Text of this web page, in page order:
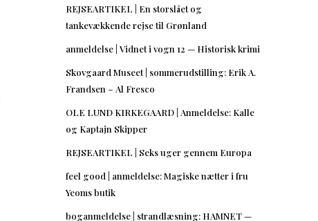
REJSEARTIKEL | En storslået og
tankevækkende rejse til Grønland
anmeldelse | Vidnet i vogn 12 — Historisk krimi
Skovgaard Museet | sommerudstilling: Erik A.
Frandsen – Al Fresco
OLE LUND KIRKEGAARD | Anmeldelse: Kalle
og Kaptajn Skipper
REJSEARTIKEL | Seks uger gennem Europa
feel good | anmeldelse: Magiske nætter i fru
Yeoms butik
boganmeldelse | strandlæsning: HAMNET —